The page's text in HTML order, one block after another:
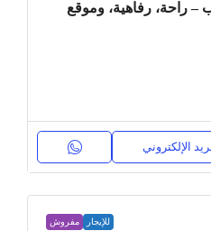
– راحة، رفاهية، وموقع
الإلكتروني
للإيجار مفروش